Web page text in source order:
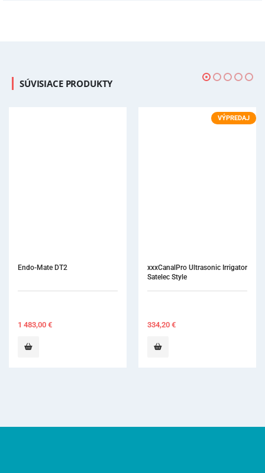
SÚVISIACE PRODUKTY
VÝPREDAJ
xxxCanalPro Ultrasonic Irrigator
Satelec Style
334,20 €